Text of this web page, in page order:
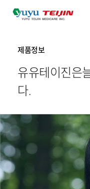
제품정보
유유테이진은
다.